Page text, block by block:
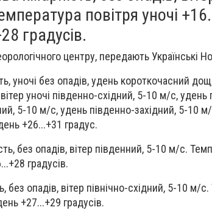
повітря уночі
градусів.
центру, передають Українські
уночі без опадів, удень короткочасний
уночі південно-східний, 5-10 м/с,
5-10 м/с, удень південно-західний, 5-10
+26...+31 градус.
без опадів, вітер південний, 5-10 м/с.
градусів.
без опадів, вітер північно-східний, 5-10 м/
+27...+29 градусів.